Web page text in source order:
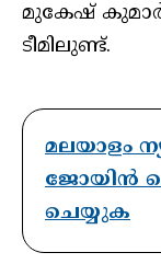
മുകേഷ് കുമാര്‍
ടീമിലുണ്ട്.
മലയാളം
ജോയിൻ
ചെയ്യുക